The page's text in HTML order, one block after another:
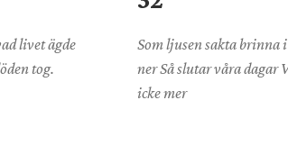
livet ägde
tog.
Som ljusen sakta brinna
ner Så slutar våra dagar
icke mer